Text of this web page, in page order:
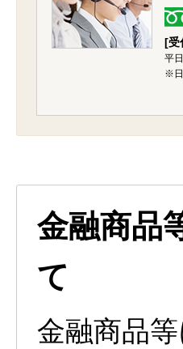
[受
平
※日
金融商品
て
金融商品